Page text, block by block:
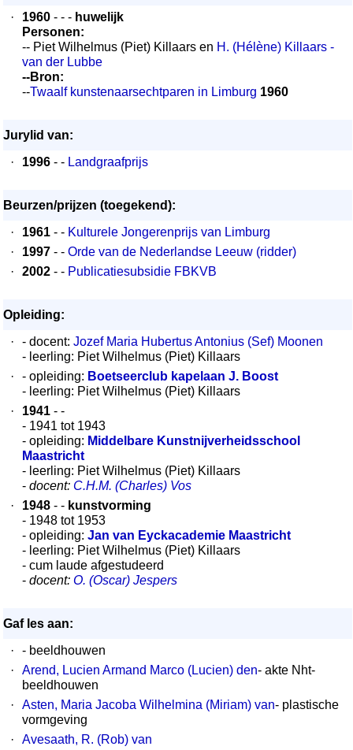
· 1960 - - - huwelijk
Personen:
-- Piet Wilhelmus (Piet) Killaars en H. (Hélène) Killaars -
van der Lubbe
--Bron:
--Twaalf kunstenaarsechtparen in Limburg 1960
Jurylid van:
·
1996 - - Landgraafprijs
Beurzen/prijzen (toegekend):
·
1961 - - Kulturele Jongerenprijs van Limburg
·
1997 - - Orde van de Nederlandse Leeuw (ridder)
·
2002 - - Publicatiesubsidie FBKVB
Opleiding:
·
- docent: Jozef Maria Hubertus Antonius (Sef) Moonen
- leerling: Piet Wilhelmus (Piet) Killaars
·
- opleiding: Boetseerclub kapelaan J. Boost
- leerling: Piet Wilhelmus (Piet) Killaars
·
1941 - -
- 1941 tot 1943
- opleiding: Middelbare Kunstnijverheidsschool
Maastricht
- leerling: Piet Wilhelmus (Piet) Killaars
- docent: C.H.M. (Charles) Vos
·
1948 - - kunstvorming
- 1948 tot 1953
- opleiding: Jan van Eyckacademie Maastricht
- leerling: Piet Wilhelmus (Piet) Killaars
- cum laude afgestudeerd
- docent: O. (Oscar) Jespers
Gaf les aan:
·
- beeldhouwen
·
Arend, Lucien Armand Marco (Lucien) den- akte Nht-
beeldhouwen
·
Asten, Maria Jacoba Wilhelmina (Miriam) van- plastische
vormgeving
·
Avesaath, R. (Rob) van